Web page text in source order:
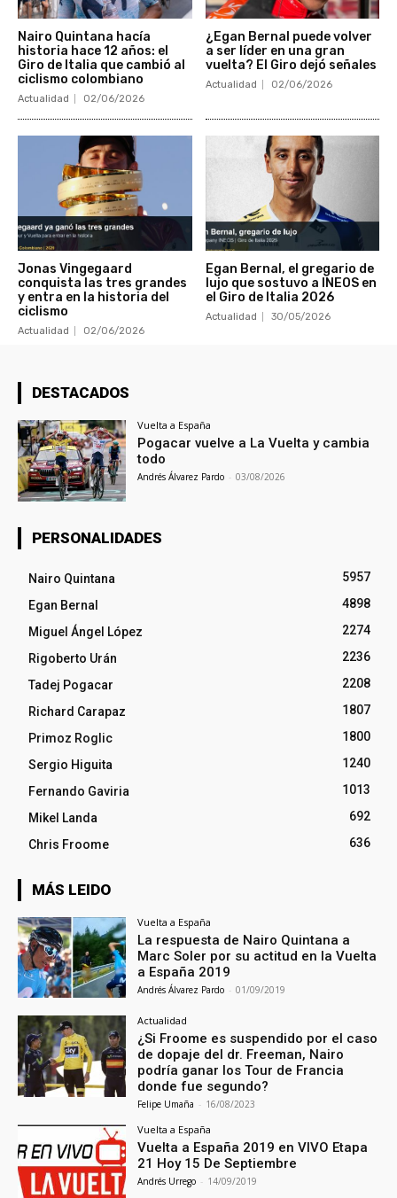
Nairo Quintana hacía
historia hace 12 años: el
Giro de Italia que cambió al
ciclismo colombiano
Actualidad 02/06/2026
¿Egan Bernal puede volver
a ser líder en una gran
vuelta? El Giro dejó señales
Actualidad 02/06/2026
Jonas Vingegaard
conquista las tres grandes
y entra en la historia del
ciclismo
Actualidad 02/06/2026
Egan Bernal, el gregario de
lujo que sostuvo a INEOS en
el Giro de Italia 2026
Actualidad 30/05/2026
DESTACADOS
Vuelta a España
Pogacar vuelve a La Vuelta y cambia
todo
Andrés Álvarez Pardo - 03/08/2026
PERSONALIDADES
Nairo Quintana
5957
Egan Bernal
4898
Miguel Ángel López
2274
Rigoberto Urán
2236
Tadej Pogacar
2208
Richard Carapaz
1807
Primoz Roglic
1800
Sergio Higuita
1240
Fernando Gaviria
1013
Mikel Landa
692
Chris Froome
636
MÁS LEIDO
Vuelta a España
La respuesta de Nairo Quintana a
Marc Soler por su actitud en la Vuelta
a España 2019
Andrés Álvarez Pardo - 01/09/2019
Actualidad
¿Si Froome es suspendido por el caso
de dopaje del dr. Freeman, Nairo
podría ganar los Tour de Francia
donde fue segundo?
Felipe Umaña - 16/08/2023
Vuelta a España
Vuelta a España 2019 en VIVO Etapa
21 Hoy 15 De Septiembre
Andrés Urrego - 14/09/2019